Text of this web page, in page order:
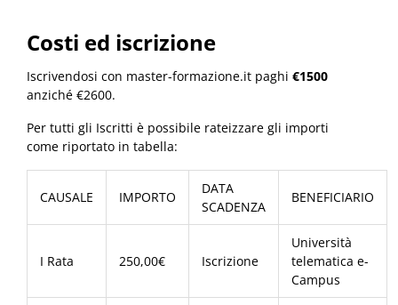
Costi ed iscrizione
Iscrivendosi con master-formazione.it paghi €1500
anziché €2600.
Per tutti gli Iscritti è possibile rateizzare gli importi
come riportato in tabella:
CAUSALE IMPORTO
DATA
SCADENZA
BENEFICIARIO
I Rata 250,00€ Iscrizione
Università
telematica e-
Campus